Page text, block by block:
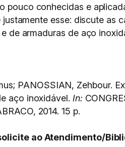
conhecidas e
esse: discute as
de armaduras de aço
PANOSSIAN, Zehbour.
aço inoxidável. In:
2014. 15 p.
ao Atendimento/